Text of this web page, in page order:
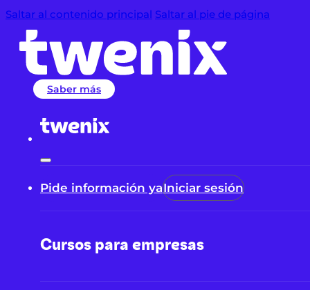
Saltar al contenido principal Saltar al pie de página
Saber más
Pide información yaIniciar sesión
Cursos para empresas